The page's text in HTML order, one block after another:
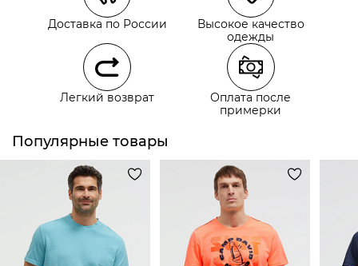
Самовывоз из пункта выдачи СДЭК
Самовывоз из наших магазинов
Курьерская доставка СДЭК
Самовывоз из пункта выдачи СДЭК
Доставка по России
Высокое качество
одежды
Легкий возврат
Оплата после
примерки
Популярные товары